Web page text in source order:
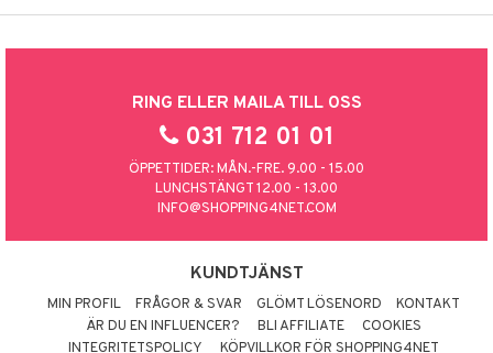
RING ELLER MAILA TILL OSS
031 712 01 01
ÖPPETTIDER: MÅN.-FRE. 9.00 - 15.00
LUNCHSTÄNGT 12.00 - 13.00
INFO@SHOPPING4NET.COM
KUNDTJÄNST
MIN PROFIL FRÅGOR & SVAR GLÖMT LÖSENORD
KONTAKT
ÄR DU EN INFLUENCER?
BLI AFFILIATE
COOKIES
INTEGRITETSPOLICY
KÖPVILLKOR FÖR SHOPPING4NET